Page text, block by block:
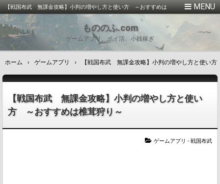
【戦国布武 無課金攻略】小判の増やし方と使い方 ～おすすめは
椎茸狩り～
もののふ.com
ゲームアプリ、ポイ活、小銭稼ぎ
ホーム › ゲームアプリ › 【戦国布武 無課金攻略】小判の増やし方と使い
【戦国布武 無課金攻略】小判の増やし方と使い
方 ～おすすめは椎茸狩り～
ゲームアプリ - 戦国布武